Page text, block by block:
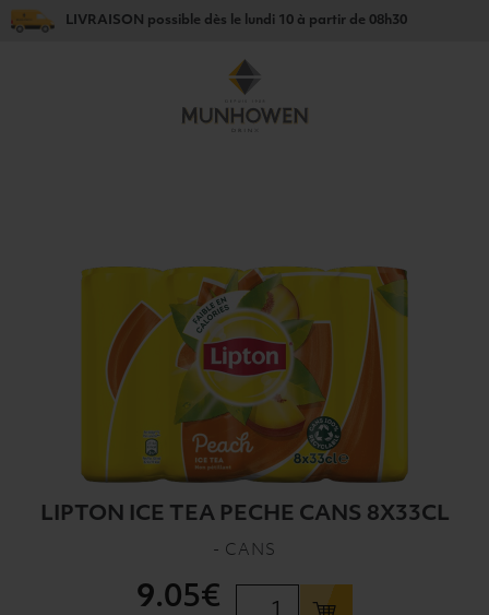
LIVRAISON possible dès le lundi 10 à partir de 08h30
LIPTON ICE TEA PECHE CANS 8X33CL
- CANS
9.05€